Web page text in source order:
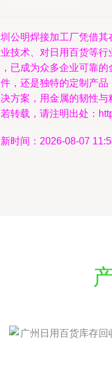
公明焊接加工厂凭借
技术、对日用百货等
已成为众多企业可靠
，还是独特的定制产
方案，用金属的韧性与
转载，请注明出处：
时间：2026-08-07